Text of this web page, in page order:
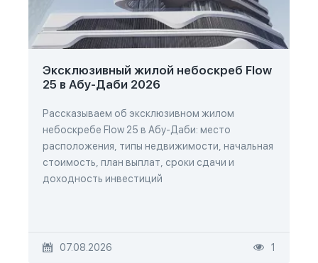
Эксклюзивный жилой небоскреб Flow
25 в Абу-Даби 2026
Рассказываем об эксклюзивном жилом
небоскребе Flow 25 в Абу-Даби: место
расположения, типы недвижимости, начальная
стоимость, план выплат, сроки сдачи и
доходность инвестиций
07.08.2026 1